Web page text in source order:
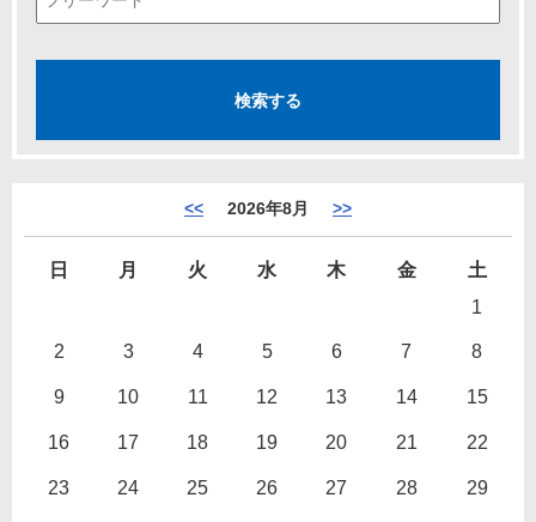
<< 2026年8月 >>
日 月 火 水 木 金
土
1
2 3 4 5 6 7 8
9 10 11 12 13 14 15
16 17 18 19 20 21 22
23 24 25 26 27 28 29